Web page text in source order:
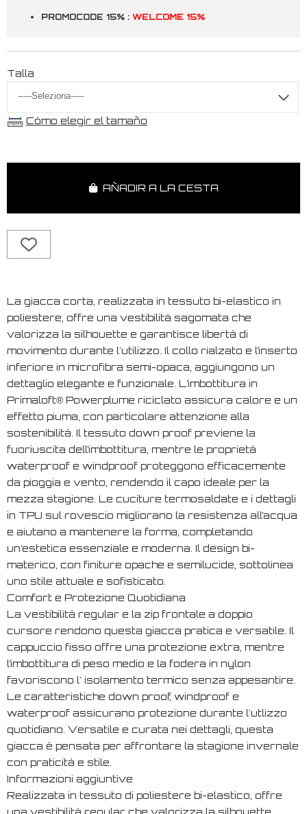
PROMOCODE 15% : WELCOME 15%
Talla
Cómo elegir el tamaño
AÑADIR A LA CESTA
La giacca corta, realizzata in tessuto bi-elastico in
poliestere, offre una vestibilità sagomata che
valorizza la silhouette e garantisce libertà di
movimento durante l'utilizzo. Il collo rialzato e l’inserto
inferiore in microfibra semi-opaca, aggiungono un
dettaglio elegante e funzionale. L’imbottitura in
Primaloft® Powerplume riciclato assicura calore e un
effetto piuma, con particolare attenzione alla
sostenibilità. Il tessuto down proof previene la
fuoriuscita dell’imbottitura, mentre le proprietà
waterproof e windproof proteggono efficacemente
da pioggia e vento, rendendo il capo ideale per la
mezza stagione. Le cuciture termosaldate e i dettagli
in TPU sul rovescio migliorano la resistenza all’acqua
e aiutano a mantenere la forma, completando
un’estetica essenziale e moderna. Il design bi-
materico, con finiture opache e semilucide, sottolinea
uno stile attuale e sofisticato.
Comfort e Protezione Quotidiana
La vestibilità regular e la zip frontale a doppio
cursore rendono questa giacca pratica e versatile. Il
cappuccio fisso offre una protezione extra, mentre
l’imbottitura di peso medio e la fodera in nylon
favoriscono l' isolamento termico senza appesantire.
Le caratteristiche down proof, windproof e
waterproof assicurano protezione durante l'utlizzo
quotidiano. Versatile e curata nei dettagli, questa
giacca è pensata per affrontare la stagione invernale
con praticità e stile.
Informazioni aggiuntive
Realizzata in tessuto di poliestere bi-elastico, offre